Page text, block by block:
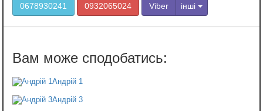
0678930241 0932065024 Viber інші
Андрій 1
Андрій 3